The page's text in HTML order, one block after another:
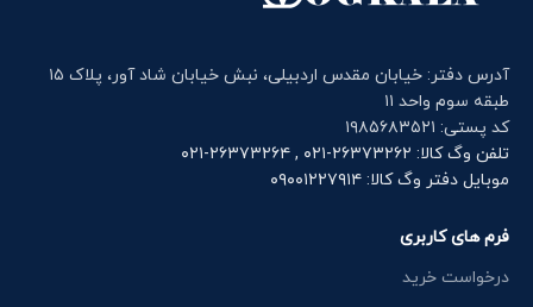
آدرس دفتر: خیابان مقدس اردبیلی، نبش خیابان شاد آور، پلاک ۱۵
طبقه سوم واحد ۱۱
کد پستی: ۱۹۸۵۶۸۳۵۲۱
تلفن وگ کالا: ۲۶۳۷۳۲۶۲-۰۲۱ , ۲۶۳۷۳۲۶۴-۰۲۱
موبایل دفتر وگ کالا: ۰۹۰۰۱۲۲۷۹۱۴
فرم های کاربری
درخواست خرید